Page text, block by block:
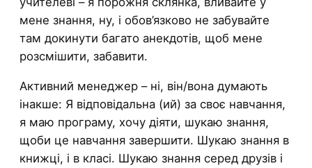
мене знання, ну, і обов’язково не забувайте
там докинути багато анекдотів, щоб мене
розсмішити, забавити.
Активний менеджер – ні, він/вона думають
інакше: Я відповідальна (ий) за своє навчання,
я маю програму, хочу діяти, шукаю знання,
щоби це навчання завершити. Шукаю знання в
книжці, і в класі. Шукаю знання серед друзів і